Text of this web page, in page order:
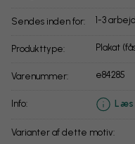
Sendes inden for: 1-3
Produkttype: Plakat
Varenummer: e84285
info: Læs
Varianter af dette motiv: